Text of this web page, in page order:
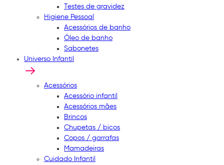
Testes de gravidez
Higiene Pessoal
Acessórios de banho
Óleo de banho
Sabonetes
Universo Infantil
Acessórios
Acessório infantil
Acessórios mães
Brincos
Chupetas / bicos
Copos / garrafas
Mamadeiras
Cuidado Infantil